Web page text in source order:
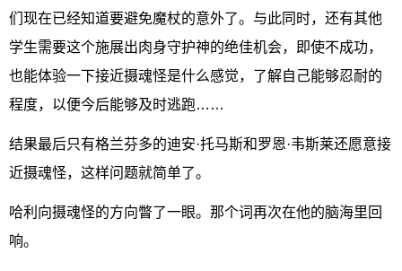
们现在已经知道要避免魔杖的意外了。与此同时，还有其他
学生需要这个施展出肉身守护神的绝佳机会，即使不成功，
也能体验一下接近摄魂怪是什么感觉，了解自己能够忍耐的
程度，以便今后能够及时逃跑……
结果最后只有格兰芬多的迪安·托马斯和罗恩·韦斯莱还愿意接
近摄魂怪，这样问题就简单了。
哈利向摄魂怪的方向瞥了一眼。那个词再次在他的脑海里回
响。